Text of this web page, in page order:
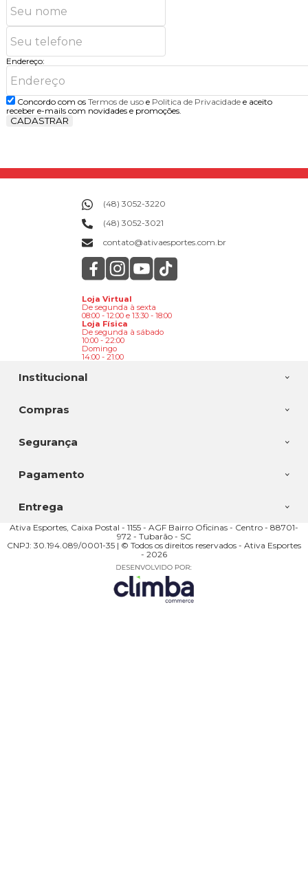
Endereço:
Concordo com os Termos de usoe Politica de Privacidadee aceito
receber e-mails com novidades e promoções.
CADASTRAR
Institucional
Compras
(48) 3052-3220
(48) 3052-3021
contato@ativaesportes.com.br
Loja Virtual
De segunda à sexta
08:00 - 12:00 e 13:30 - 18:00
Loja Física
De segunda à sábado
10:00 - 22:00
Domingo
14:00 - 21:00
Segurança
Pagamento
Entrega
Ativa Esportes, Caixa Postal - 1155 - AGF Bairro Oficinas - Centro - 88701-
972 - Tubarão - SC
CNPJ: 30.194.089/0001-35 | © Todos os direitos reservados - Ativa Esportes
- 2026